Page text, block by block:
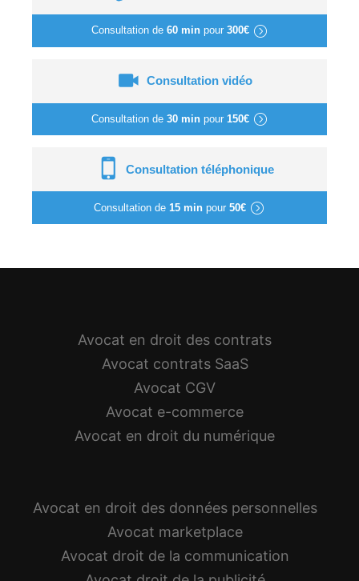
Consultation de 60 minpour 300€
Consultation vidéo
Consultation de 30 minpour 150€
Consultation téléphonique
Consultation de 15 min pour 50€
Avocat en droit des contrats
Avocat contrats SaaS
Avocat CGV
Avocat e-commerce
Avocat en droit du numérique
Avocat en droit des données personnelles
Avocat marketplace
Avocat droit de la communication